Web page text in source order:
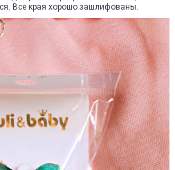
Все края хорошо зашлифованы.